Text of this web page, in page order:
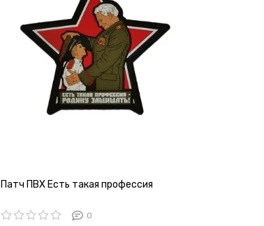
Патч ПВХ Есть такая профессия
0